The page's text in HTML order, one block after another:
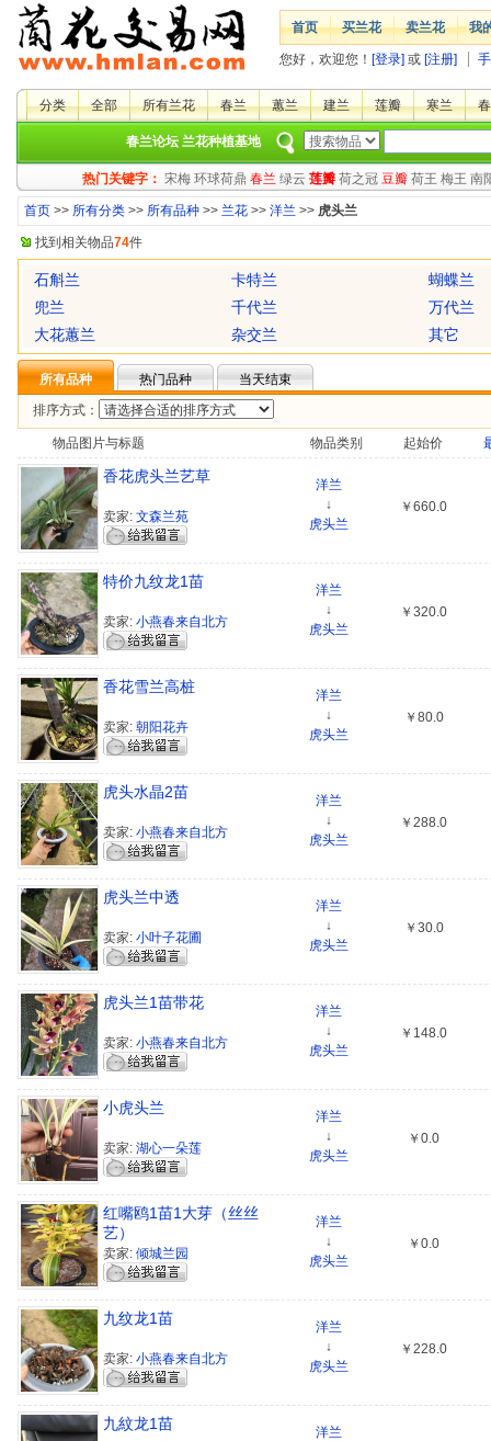
首页 买兰花 卖兰花 我
您好，欢迎您！ [登录] 或 [注册]
分类 全部 所有兰花 春兰 蕙兰 建兰 莲瓣 寒兰
春兰论坛 兰花种植基地
热门关键字： 宋梅 环球荷鼎 春兰 绿云 莲瓣 荷之冠 豆瓣 荷王 梅王 南
首页 >> 所有分类 >> 所有品种 >> 兰花 >> 洋兰 >> 虎头兰
找到相关物品74件
石斛兰 卡特兰
蝴蝶兰
兜兰
千代兰
万代兰
大花蕙兰
杂交兰 其它
所有品种 热门品种
当天结束
排序方式：
物品图片与标题 物品类别 起始价
香花虎头兰艺草
卖家: 文森兰苑
洋兰
↓
虎头兰
￥660.0
特价九纹龙1苗
卖家: 小燕春来自北方
洋兰
↓
虎头兰
￥320.0
香花雪兰高桩
卖家: 朝阳花卉
洋兰
↓
虎头兰
￥80.0
虎头水晶2苗
卖家: 小燕春来自北方
洋兰
↓
虎头兰
￥288.0
虎头兰中透
卖家: 小叶子花圃
洋兰
↓
虎头兰
￥30.0
虎头兰1苗带花
卖家: 小燕春来自北方
洋兰
↓
虎头兰
￥148.0
小虎头兰
卖家: 湖心一朵莲
洋兰
↓
虎头兰
￥0.0
红嘴鸥1苗1大芽（丝丝
艺）
卖家: 倾城兰园
洋兰
↓
虎头兰
￥0.0
九纹龙1苗
卖家: 小燕春来自北方
洋兰
↓
虎头兰
￥228.0
九紋龙1苗
洋兰